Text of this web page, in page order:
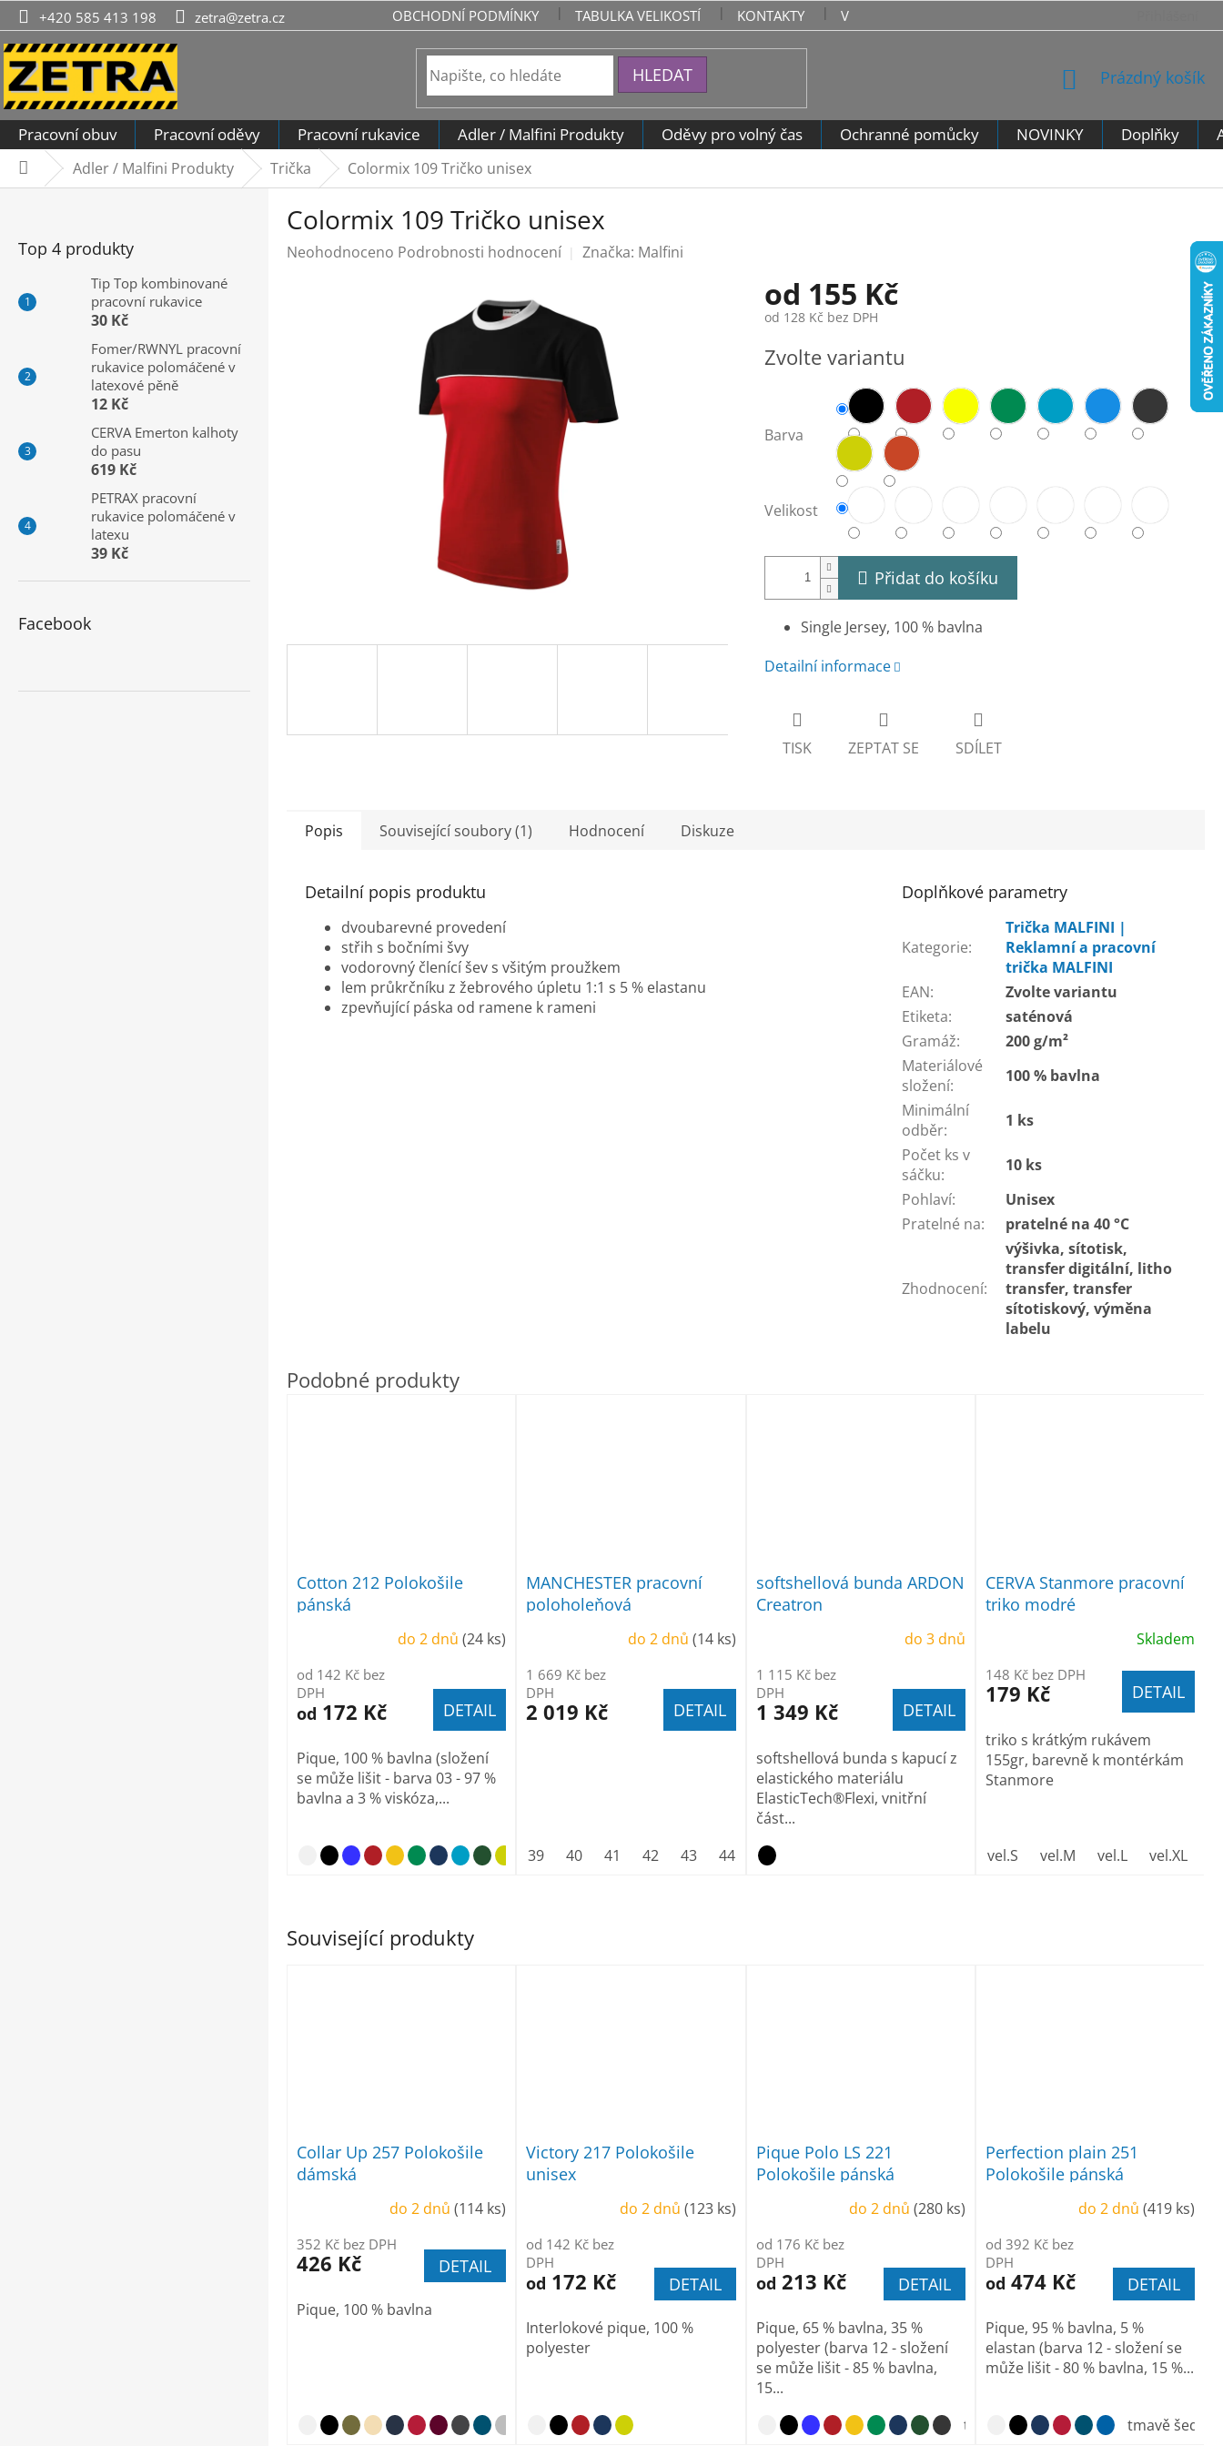
Přejít
na
obsah
+420 585 413 198 zetra@zetra.cz OBCHODNÍ PODMÍNKY TABULKA VELIKOSTÍ KONTAKTY VRÁCENÍ ZBOŽÍ - VZOROVÝ FORMULÁŘ PRO ODSTOUPENÍ
HLEDAT
NÁKUPNÍ
Prázdný košík
Pracovní obuv Pracovní oděvy Pracovní rukavice Adler / Malfini Produkty Oděvy pro volný čas Ochranné pomůcky NOVINKY Doplňky
DomůAdler / Malfini Produkty Trička Colormix 109 Tričko unisex
Top 4 produkty
Tip Top kombinované
pracovní rukavice
30 Kč
Fomer/RWNYL pracovní
rukavice polomáčené v
latexové pěně
12 Kč
CERVA Emerton kalhoty
do pasu
619 Kč
PETRAX pracovní
rukavice polomáčené v
latexu
39 Kč
Facebook
Colormix 109 Tričko unisex
Průměrné
Neohodnoceno Podrobnosti hodnocení Značka: Malfini
od 155 Kč
od 128 Kč bez DPH
cena:
Zvolte variantu
Barva
Velikost
Přidat do košíku
Single Jersey, 100 % bavlna
Detailní informace
TISK ZEPTAT SE SDÍLET
Související produkty
Collar Up 257 Polokošile
dámská
do 2 dnů(114 ks)
352 Kč bez DPH
426 Kč DETAIL
Pique, 100 % bavlna
Victory 217 Polokošile
unisex
do 2 dnů (123 ks)
od 142 Kč bez
DPH
od 172 Kč DETAIL
Interlokové pique, 100 %
polyester
Pique Polo LS 221
Polokošile pánská
do 2 dnů (280 ks)
od 176 Kč bez
DPH
od 213 Kč DETAIL
Pique, 65 % bavlna, 35 %
polyester (barva 12 - složení
se může lišit - 85 % bavlna,
15...
tmavě šedý melír
dark green
Perfection plain 251
Polokošile pánská
do 2 dnů (419 ks)
od 392 Kč bez
DPH
od 474 Kč DETAIL
Pique, 95 % bavlna, 5 %
elastan (barva 12 - složení se
může lišit - 80 % bavlna, 15 %...
tmavě šedý
Popis Související soubory (1) Hodnocení Diskuze
Detailní popis produktu
dvoubarevné provedení
střih s bočními švy
vodorovný členící šev s všitým proužkem
lem průkrčníku z žebrového úpletu 1:1 s 5 % elastanu
zpevňující páska od ramene k rameni
Doplňkové parametry
Kategorie:
Trička MALFINI |
Reklamní a pracovní
trička MALFINI
EAN:
Zvolte variantu
Etiketa:
saténová
Gramáž:
200 g/m²
Materiálové
složení:
100 % bavlna
Minimální
odběr:
1 ks
Počet ks v
sáčku:
10 ks
Pohlaví:
Unisex
Pratelné na: pratelné na 40 °C
Zhodnocení:
výšivka, sítotisk,
transfer digitální, litho
transfer, transfer
sítotiskový, výměna
labelu
Cotton 212 Polokošile
pánská
do 2 dnů(24 ks)
od 142 Kč bez
DPH
od 172 Kč DETAIL
Pique, 100 % bavlna (složení
se může lišit - barva 03 - 97 %
bavlna a 3 % viskóza,...
nebesky modrá světle šedý melír dark green
MANCHESTER pracovní
poloholeňová
do 2 dnů (14 ks)
1 669 Kč bez
DPH
2 019 Kč DETAIL
39 40 41 42 43 44 45
softshellová bunda ARDON
Creatron
do 3 dnů
1 115 Kč bez
DPH
1 349 Kč DETAIL
softshellová bunda s kapucí z
elastického materiálu
ElasticTech®Flexi, vnitřní
část...
CERVA Stanmore pracovní
triko modré
Skladem
148 Kč bez DPH
179 Kč DETAIL
triko s krátkým rukávem
155gr, barevně k montérkám
Stanmore
vel.S vel.M vel.L vel.XL